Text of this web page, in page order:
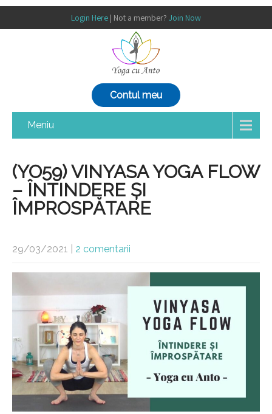
Login Here | Not a member? Join Now
Contul meu
Meniu
(YO59) VINYASA YOGA FLOW
– ÎNTINDERE ȘI
ÎMPROSPĂTARE
29/03/2021 2 comentarii